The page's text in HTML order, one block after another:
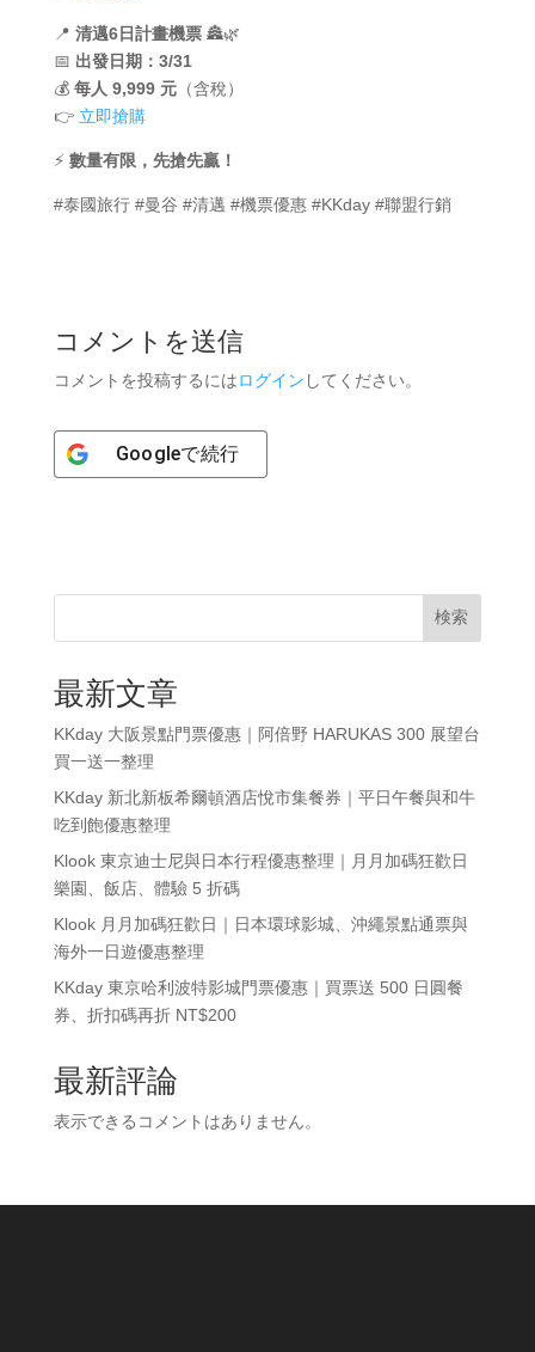
📍 清邁6日計畫機票🏯🌿
📅 出發日期：3/31
💰 每人 9,999 元（含稅）
👉 立即搶購
⚡ 數量有限，先搶先贏！
#泰國旅行 #曼谷 #清邁 #機票優惠 #KKday #聯盟行銷
コメントを送信
コメントを投稿するにはログイン してください。
Googleで続行
検索
最新文章
KKday 大阪景點門票優惠｜阿倍野 HARUKAS 300 展望台
買一送一整理
KKday 新北新板希爾頓酒店悅市集餐券｜平日午餐與和牛
吃到飽優惠整理
Klook 東京迪士尼與日本行程優惠整理｜月月加碼狂歡日
樂園、飯店、體驗 5 折碼
Klook 月月加碼狂歡日｜日本環球影城、沖繩景點通票與
海外一日遊優惠整理
KKday 東京哈利波特影城門票優惠｜買票送 500 日圓餐
券、折扣碼再折 NT$200
最新評論
表示できるコメントはありません。